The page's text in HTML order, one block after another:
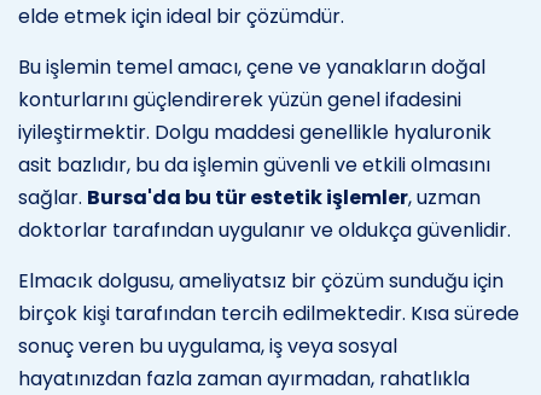
elde etmek için ideal bir çözümdür.
Bu işlemin temel amacı, çene ve yanakların doğal
konturlarını güçlendirerek yüzün genel ifadesini
iyileştirmektir. Dolgu maddesi genellikle hyaluronik
asit bazlıdır, bu da işlemin güvenli ve etkili olmasını
sağlar. Bursa'da bu tür estetik işlemler, uzman
doktorlar tarafından uygulanır ve oldukça güvenlidir.
Elmacık dolgusu, ameliyatsız bir çözüm sunduğu için
birçok kişi tarafından tercih edilmektedir. Kısa sürede
sonuç veren bu uygulama, iş veya sosyal
hayatınızdan fazla zaman ayırmadan, rahatlıkla